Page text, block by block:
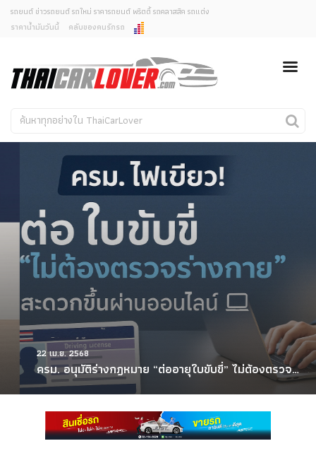
ยกเลิกการแจ้งเตือน
คุณต้องการยกเลิกการแจ้งเตือนข่าวสารเมื่อมีการอัพเดต
ใช่หรือไม่?
ไม่
รถยนต์ ข่าวรถยนต์ รถใหม่ ราคารถยนต์ พริตตี้ รถคลาสสิค รถแต่ง
ราคาน้ำมันวันนี้
คลับของคนรักรถ
รถใหม่
คนรักรถ
รถแต่ง
22 เม.ย. 2568
ครม. อนุมัติร่างกฎหมาย “ต่ออายุใบขับขี่” ไม่ต้องตรวจ
สมรรถภาพร่างกาย